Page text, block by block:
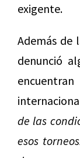
exigente.
Además de
denunció
de las
esos